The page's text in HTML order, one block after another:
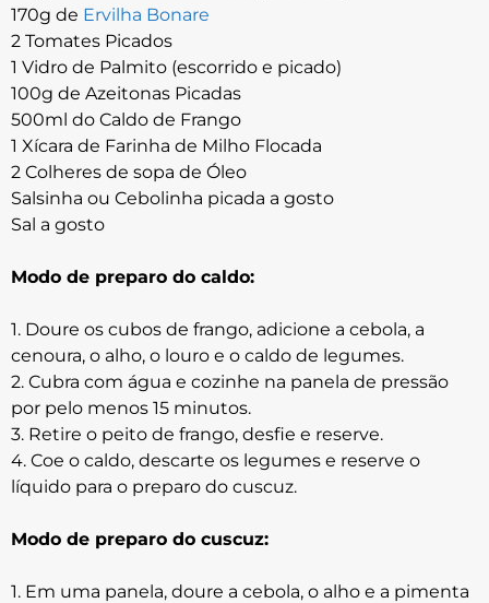
170g de Ervilha Bonare
2 Tomates Picados
1 Vidro de Palmito (escorrido e picado)
100g de Azeitonas Picadas
500ml do Caldo de Frango
1 Xícara de Farinha de Milho Flocada
2 Colheres de sopa de Óleo
Salsinha ou Cebolinha picada a gosto
Sal a gosto
Modo de preparo do caldo:
1. Doure os cubos de frango, adicione a cebola, a
cenoura, o alho, o louro e o caldo de legumes.
2. Cubra com água e cozinhe na panela de pressão
por pelo menos 15 minutos.
3. Retire o peito de frango, desfie e reserve.
4. Coe o caldo, descarte os legumes e reserve o
líquido para o preparo do cuscuz.
Modo de preparo do cuscuz:
1. Em uma panela, doure a cebola, o alho e a pimenta